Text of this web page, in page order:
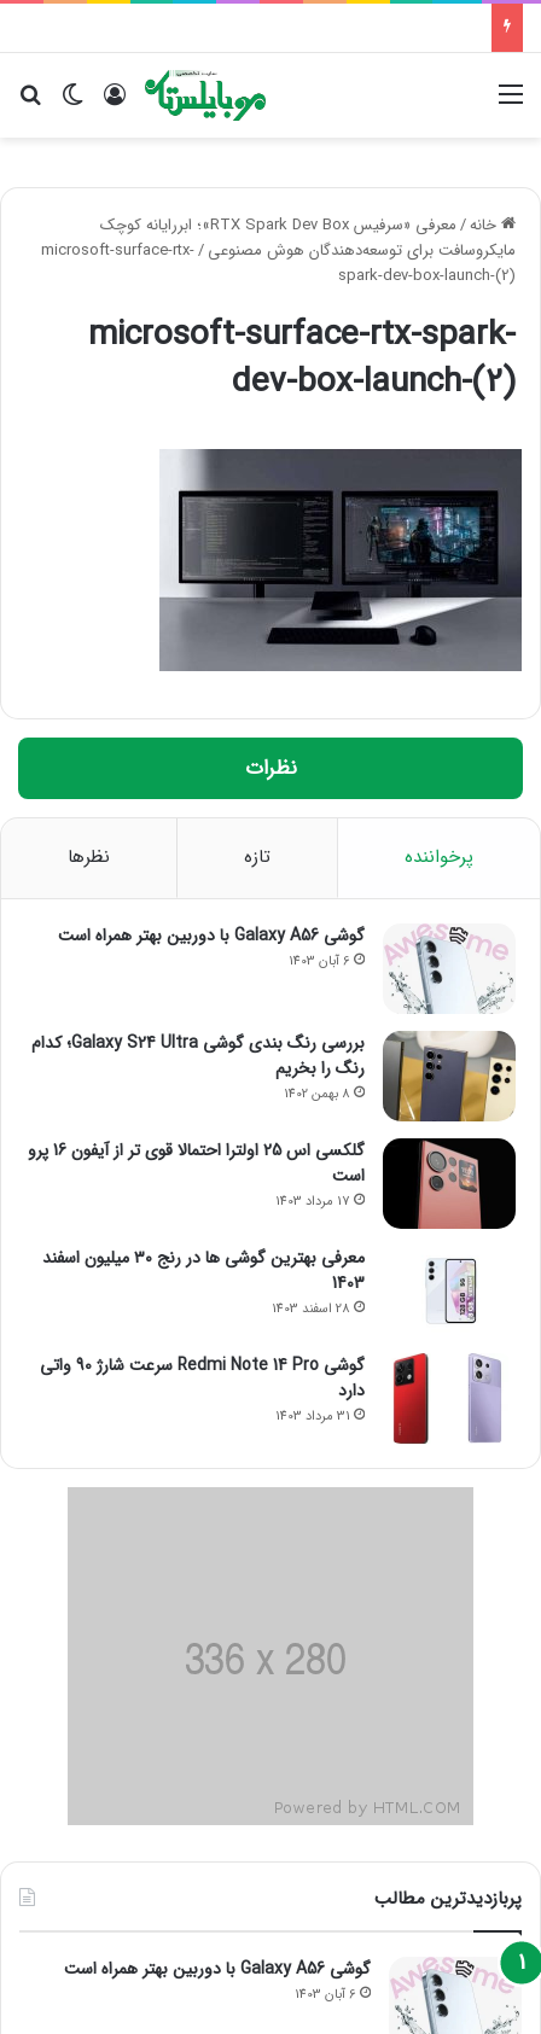
تغییر ورود
خانه/
معرفی «سرفیس RTX Spark Dev Box»؛ ابررایانه کوچک
مایکروسافت برای توسعه‌دهندگان هوش مصنوعی/
microsoft-surface-rtx-
spark-dev-box-launch-(2)
microsoft-surface-rtx-spark-
dev-box-launch-(2)
نظرات
پرخواننده تازه نظرها
گوشی Galaxy A56 با دوربین بهتر همراه است
6 آبان 1403
بررسی رنگ بندی گوشی Galaxy S24 Ultra؛ کدام
رنگ را بخریم
8 بهمن 1402
گلکسی اس 25 اولترا احتمالا قوی تر از آیفون 16 پرو
است
17 مرداد 1403
معرفی بهترین گوشی ها در رنج ۳۰ میلیون اسفند
1403
28 اسفند 1403
گوشی Redmi Note 14 Pro سرعت شارژ 90 واتی
دارد
31 مرداد 1403
پربازدیدترین مطالب
گوشی Galaxy A56 با دوربین بهتر همراه است
6 آبان 1403